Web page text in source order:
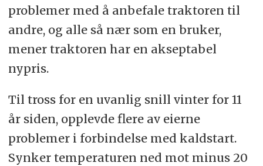
problemer med å anbefale traktoren til
andre, og alle så nær som en bruker,
mener traktoren har en akseptabel
nypris.
Til tross for en uvanlig snill vinter for 11
år siden, opplevde flere av eierne
problemer i forbindelse med kaldstart.
Synker temperaturen ned mot minus 20